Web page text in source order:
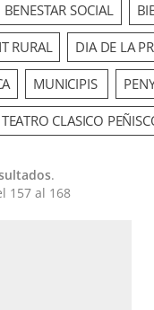
BENESTAR SOCIAL
RURAL DIA DE LA
MUNICIPIS
TEATRO CLASICO
.
157 al 168